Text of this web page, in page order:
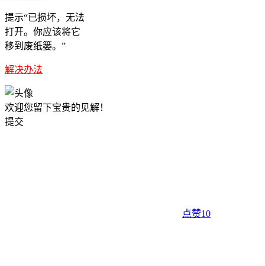
提示“已损坏，无法
打开。你应该将它
移到废纸篓。”
解决办法
欢迎您留下宝贵的见解！
提交
点赞10